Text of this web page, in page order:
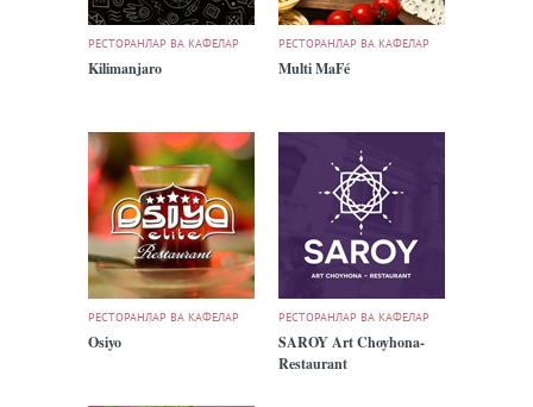
РЕСТОРАНЛАР ВА КАФЕЛАР
Kilimanjaro
РЕСТОРАНЛАР ВА КАФЕЛАР
Multi MaFé
РЕСТОРАНЛАР ВА КАФЕЛАР
Osiyo
РЕСТОРАНЛАР ВА КАФЕЛАР
SAROY Art Choyhona-
Restaurant